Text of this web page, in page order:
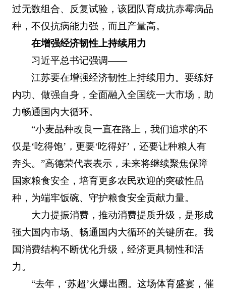
过无数组合、反复试验，该团队育成抗赤霉病品
种，不仅抗病能力强，而且产量高。
在增强经济韧性上持续用力
习近平总书记强调——
江苏要在增强经济韧性上持续用力。要练好
内功、做强自身，全面融入全国统一大市场，助
力畅通国内大循环。
“小麦品种改良一直在路上，我们追求的不
仅是‘吃得饱’，更要‘吃得好’，还要让种粮人有
奔头。”高德荣代表表示，未来将继续聚焦保障
国家粮食安全，培育更多农民欢迎的突破性品
种，为端牢饭碗、守护粮食安全贡献力量。
大力提振消费，推动消费提质升级，是形成
强大国内市场、畅通国内大循环的关键所在。我
国消费结构不断优化升级，经济更具韧性和活
力。
“去年，‘苏超’火爆出圈。这场体育盛宴，催